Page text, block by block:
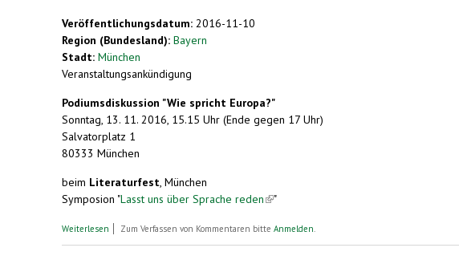
Veröffentlichungsdatum: 2016-11-10
Region (Bundesland): Bayern
Stadt: München
Veranstaltungsankündigung
Podiumsdiskussion "Wie spricht Europa?"
Sonntag, 13. 11. 2016, 15.15 Uhr (Ende gegen 17 Uhr)
Salvatorplatz 1
80333 München
beim Literaturfest, München
Symposion "Lasst uns über Sprache reden(link is external)
"
Weiterlesen über Veranstaltungsankündigung zum Literaturfest München. Esperanto als lebende
Zum Verfassen von Kommentaren bitte Anmelden.